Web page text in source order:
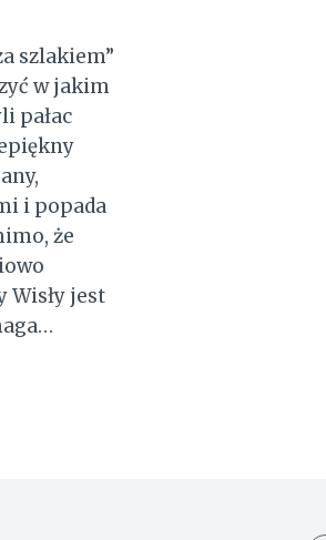
szlakiem”
w jakim
pałac
i popada
że
Wisły jest